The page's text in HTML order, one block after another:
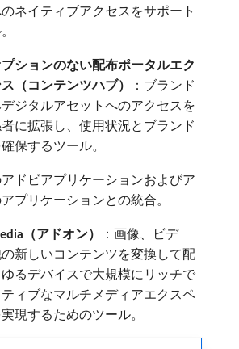
ネイティブアクセスをサポート
ションのない配布ポータルエク
（コンテンツハブ）
：ブランド
ジタルアセットへのアクセスを
に拡張し、使用状況とブランド
保するツール。
アドビアプリケーションおよびア
プリケーションとの統合。
（アドオン）
：画像、ビデ
新しいコンテンツを変換して配
るデバイスで大規模にリッチで
ィブなマルチメディアエクスペ
現するためのツール。